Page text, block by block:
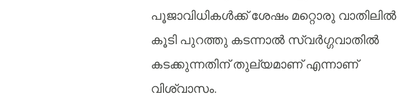
പൂജാവിധികൾക്ക് ശേഷം മറ്റൊരു വാതിലിൽ
കൂടി പുറത്തു കടന്നാൽ സ്വർഗ്ഗവാതിൽ
കടക്കുന്നതിന് തുല്യമാണ് എന്നാണ്
വിശ്വാസം.